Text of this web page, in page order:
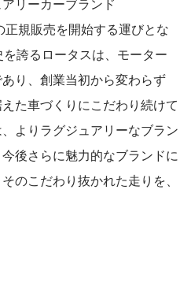
正規販売を開始する運びとな
誇るロータスは、モーター
り、創業当初から変わらず
た車づくりにこだわり続けて
よりラグジュアリーなブラン
後さらに魅力的なブランドに
のこだわり抜かれた走りを、